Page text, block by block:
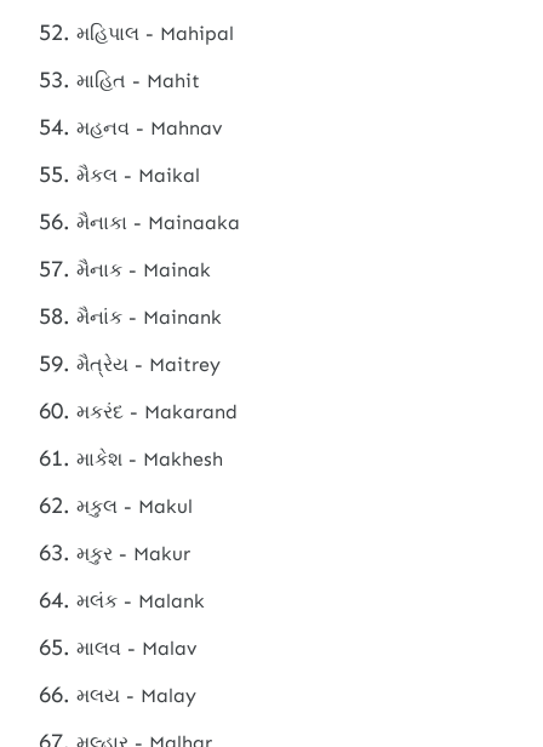
મહિપાલ - Mahipal
માહિત - Mahit
મહનવ - Mahnav
મૈકલ - Maikal
મૈનાકા - Mainaaka
મૈનાક - Mainak
મૈનાંક - Mainank
મૈત્રેય - Maitrey
મકરંદ - Makarand
માકેશ - Makhesh
મકુલ - Makul
મકુર - Makur
મલંક - Malank
માલવ - Malav
મલય - Malay